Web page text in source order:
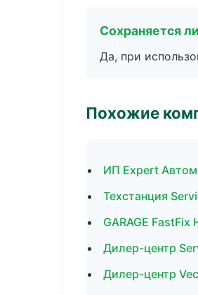
Сохраняется
Да, при
Похожие
ИП Expert
Техстанция
GARAGE
Дилер-центр
Дилер-центр